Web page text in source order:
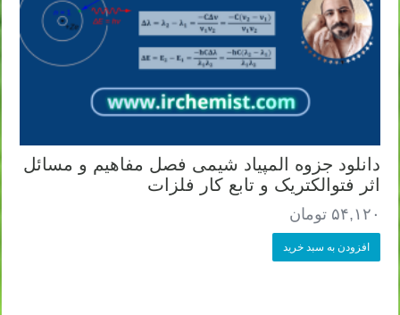
دانلود جزوه المپیاد شیمی فصل مفاهیم و مسائل
اثر فتوالکتریک و تابع کار فلزات
۵۴,۱۲۰ تومان
افزودن به سبد خرید